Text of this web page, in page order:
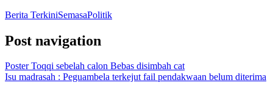
Berita TerkiniSemasaPolitik
Post navigation
Poster Toqqi sebelah calon Bebas disimbah cat
Isu madrasah : Peguambela terkejut fail pendakwaan belum diterima